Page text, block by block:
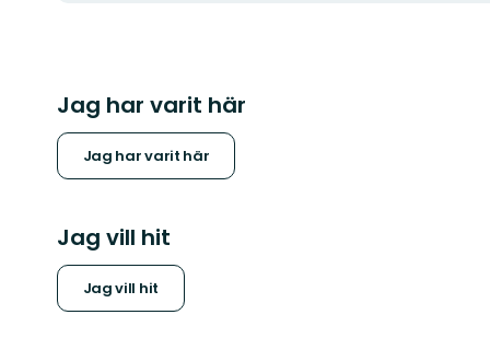
Jag har varit här
Jag har varit här
Jag vill hit
Jag vill hit